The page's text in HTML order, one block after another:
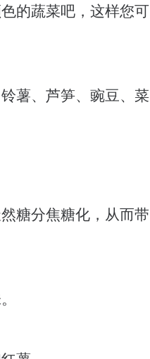
的蔬菜吧，这样您可
薯、芦笋、豌豆、菜
糖分焦糖化，从而带